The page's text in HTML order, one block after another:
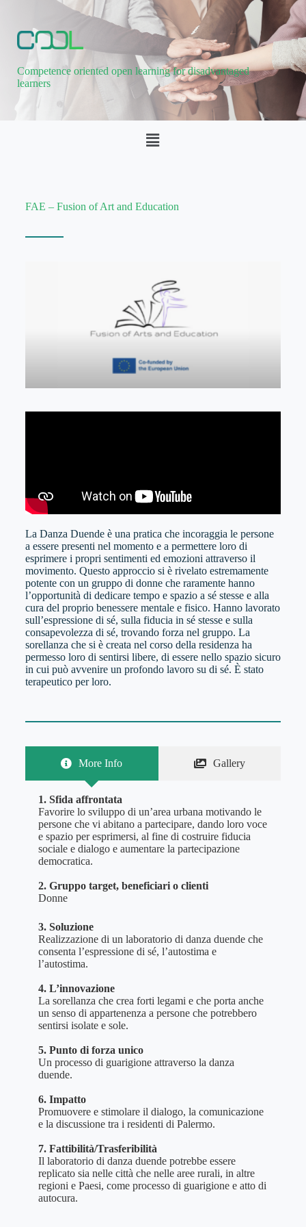
Competence oriented open learning for disadvantaged
learners
FAE – Fusion of Art and Education
La Danza Duende è una pratica che incoraggia le persone
a essere presenti nel momento e a permettere loro di
esprimere i propri sentimenti ed emozioni attraverso il
movimento. Questo approccio si è rivelato estremamente
potente con un gruppo di donne che raramente hanno
l’opportunità di dedicare tempo e spazio a sé stesse e alla
cura del proprio benessere mentale e fisico. Hanno lavorato
sull’espressione di sé, sulla fiducia in sé stesse e sulla
consapevolezza di sé, trovando forza nel gruppo. La
sorellanza che si è creata nel corso della residenza ha
permesso loro di sentirsi libere, di essere nello spazio sicuro
in cui può avvenire un profondo lavoro su di sé. È stato
terapeutico per loro.
More Info Gallery
1. Sfida affrontata
Favorire lo sviluppo di un’area urbana motivando le
persone che vi abitano a partecipare, dando loro voce
e spazio per esprimersi, al fine di costruire fiducia
sociale e dialogo e aumentare la partecipazione
democratica.
2. Gruppo target, beneficiari o clienti
Donne
3. Soluzione
Realizzazione di un laboratorio di danza duende che
consenta l’espressione di sé, l’autostima e
l’autostima.
4. L’innovazione
La sorellanza che crea forti legami e che porta anche
un senso di appartenenza a persone che potrebbero
sentirsi isolate e sole.
5. Punto di forza unico
Un processo di guarigione attraverso la danza
duende.
6. Impatto
Promuovere e stimolare il dialogo, la comunicazione
e la discussione tra i residenti di Palermo.
7. Fattibilità/Trasferibilità
Il laboratorio di danza duende potrebbe essere
replicato sia nelle città che nelle aree rurali, in altre
regioni e Paesi, come processo di guarigione e atto di
autocura.